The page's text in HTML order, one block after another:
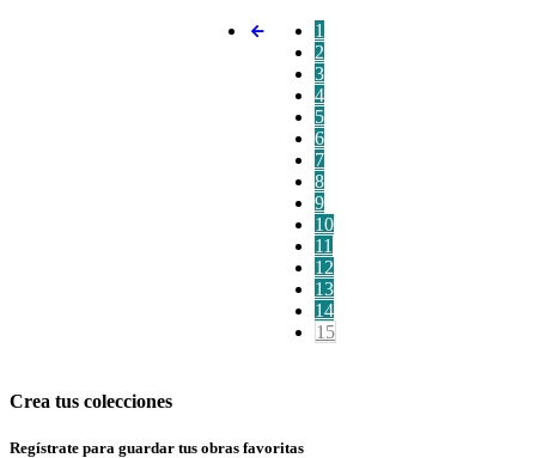
1
2
3
4
5
6
7
8
9
10
11
12
13
14
15
Crea tus colecciones
Regístrate para guardar tus obras favoritas